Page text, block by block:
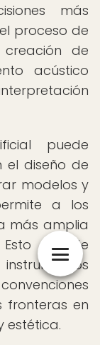
más
proceso de
de
acústico
puede
el diseño de
modelos y
a los
más amplia
puede
fronteras en
estética.